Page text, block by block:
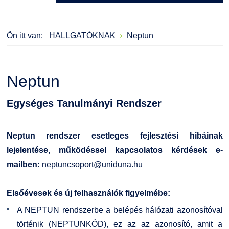
Felnőttképzés
Moodle
Átjelentkezőknek
Érdekvédelmi testületek
Díjak, elismerések
Intézményi és Tanulmányi Tájékoztató
Ön itt van: HALLGATÓKNAK Neptun
Neptun
Egységes Tanulmányi Rendszer
Neptun rendszer esetleges fejlesztési hibáinak
lejelentése, működéssel kapcsolatos kérdések e-
mailben: neptuncsoport@uniduna.hu
Elsőévesek és új felhasználók figyelmébe:
A NEPTUN rendszerbe a belépés hálózati azonosítóval
történik (NEPTUNKÓD), ez az az azonosító, amit a